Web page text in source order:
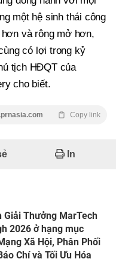
một hệ sinh thái công
và rộng mở hơn,
có lợi trong kỷ
tịch HĐQT của
cho biết.
Copy link
In
Giải Thưởng MarTech
2026 ở hạng mục
Xã Hội, Phân Phối
Chí và Tối Ưu Hóa